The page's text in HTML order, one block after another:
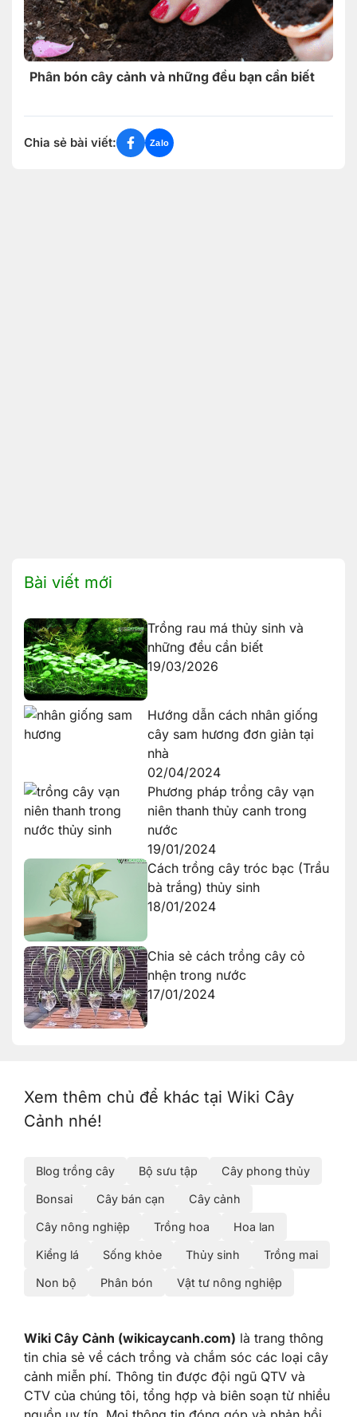
Phân bón cây cảnh và những đều bạn cần biết
Chia sẻ bài viết: Zalo
Bài viết mới
Trồng rau má thủy sinh và
những đều cần biết
19/03/2026
Hướng dẫn cách nhân giống
cây sam hương đơn giản tại
nhà
02/04/2024
Phương pháp trồng cây vạn
niên thanh thủy canh trong
nước
19/01/2024
Cách trồng cây tróc bạc (Trầu
bà trắng) thủy sinh
18/01/2024
Chia sẻ cách trồng cây cỏ
nhện trong nước
17/01/2024
Xem thêm chủ để khác tại Wiki Cây
Cảnh nhé!
Blog trồng cây Bộ sưu tập Cây phong thủy
Bonsai Cây bán cạn Cây cảnh
Cây nông nghiệp Trồng hoa Hoa lan
Kiểng lá Sống khỏe Thủy sinh Trồng mai
Non bộ Phân bón Vật tư nông nghiệp
Wiki Cây Cảnh (wikicaycanh.com) là trang thông
tin chia sẻ về cách trồng và chắm sóc các loại cây
cảnh miễn phí. Thông tin được đội ngũ QTV và
CTV của chúng tôi, tổng hợp và biên soạn từ nhiều